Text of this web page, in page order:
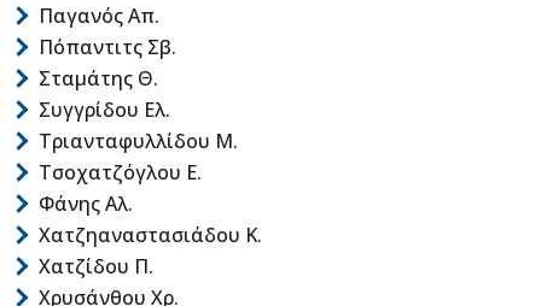
Παγανός Απ.
Πόπαντιτς Σβ.
Σταμάτης Θ.
Συγγρίδου Ελ.
Τριανταφυλλίδου Μ.
Τσοχατζόγλου Ε.
Φάνης Αλ.
Χατζηαναστασιάδου Κ.
Χατζίδου Π.
Χρυσάνθου Χρ.